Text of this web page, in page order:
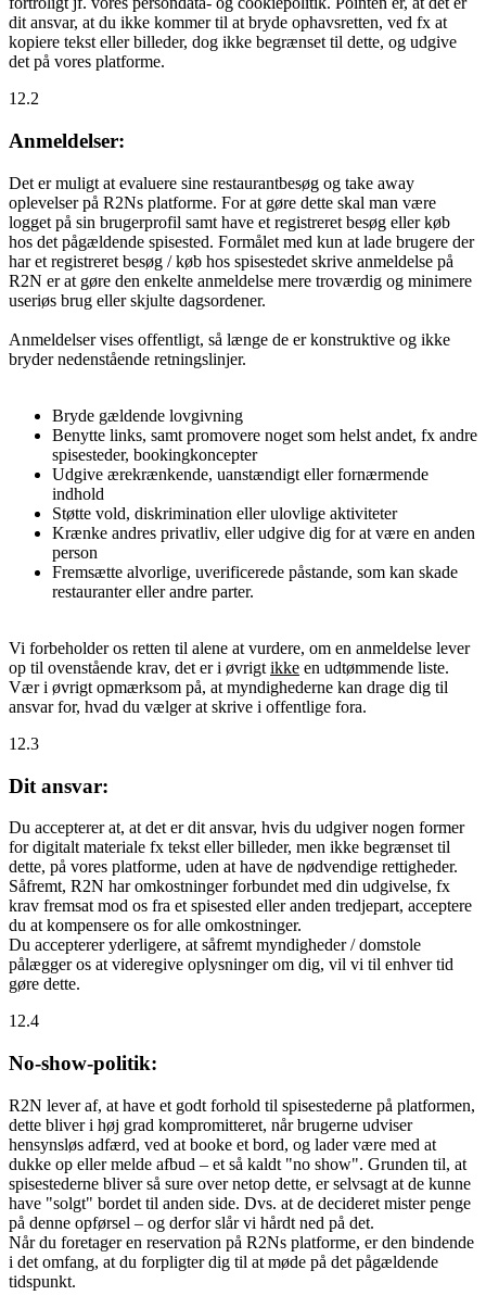
dit ansvar, at du ikke kommer til at bryde ophavsretten, ved fx at
kopiere tekst eller billeder, dog ikke begrænset til dette, og udgive
det på vores platforme.
12.2
Anmeldelser:
Det er muligt at evaluere sine restaurantbesøg og take away
oplevelser på R2Ns platforme. For at gøre dette skal man være
logget på sin brugerprofil samt have et registreret besøg eller køb
hos det pågældende spisested. Formålet med kun at lade brugere der
har et registreret besøg / køb hos spisestedet skrive anmeldelse på
R2N er at gøre den enkelte anmeldelse mere troværdig og minimere
useriøs brug eller skjulte dagsordener.
Anmeldelser vises offentligt, så længe de er konstruktive og ikke
bryder nedenstående retningslinjer.
Bryde gældende lovgivning
Benytte links, samt promovere noget som helst andet, fx andre
spisesteder, bookingkoncepter
Udgive ærekrænkende, uanstændigt eller fornærmende
indhold
Støtte vold, diskrimination eller ulovlige aktiviteter
Krænke andres privatliv, eller udgive dig for at være en anden
person
Fremsætte alvorlige, uverificerede påstande, som kan skade
restauranter eller andre parter.
Vi forbeholder os retten til alene at vurdere, om en anmeldelse lever
op til ovenstående krav, det er i øvrigt ikke en udtømmende liste.
Vær i øvrigt opmærksom på, at myndighederne kan drage dig til
ansvar for, hvad du vælger at skrive i offentlige fora.
12.3
Dit ansvar:
Du accepterer at, at det er dit ansvar, hvis du udgiver nogen former
for digitalt materiale fx tekst eller billeder, men ikke begrænset til
dette, på vores platforme, uden at have de nødvendige rettigheder.
Såfremt, R2N har omkostninger forbundet med din udgivelse, fx
krav fremsat mod os fra et spisested eller anden tredjepart, acceptere
du at kompensere os for alle omkostninger.
Du accepterer yderligere, at såfremt myndigheder / domstole
pålægger os at videregive oplysninger om dig, vil vi til enhver tid
gøre dette.
12.4
No-show-politik:
R2N lever af, at have et godt forhold til spisestederne på platformen,
dette bliver i høj grad kompromitteret, når brugerne udviser
hensynsløs adfærd, ved at booke et bord, og lader være med at
dukke op eller melde afbud – et så kaldt "no show". Grunden til, at
spisestederne bliver så sure over netop dette, er selvsagt at de kunne
have "solgt" bordet til anden side. Dvs. at de decideret mister penge
på denne opførsel – og derfor slår vi hårdt ned på det.
Når du foretager en reservation på R2Ns platforme, er den bindende
i det omfang, at du forpligter dig til at møde på det pågældende
tidspunkt.